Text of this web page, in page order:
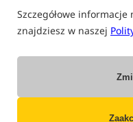
Szczegółowe
znajdziesz w naszej